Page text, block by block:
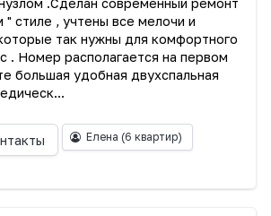
.Сделан современный ремонт
" стиле , учтены все мелочи и
так нужны для комфортного
. Номер располагается на первом
большая удобная двухспальная
Елена (6 квартир)